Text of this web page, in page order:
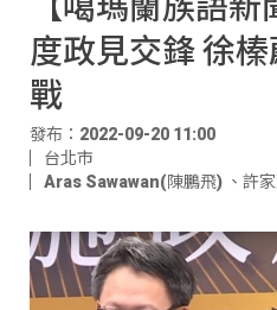
度政見交鋒 徐
戰
發布：2022-09-20 11:00
台北市
Aras Sawawan(陳鵬飛) 、 許